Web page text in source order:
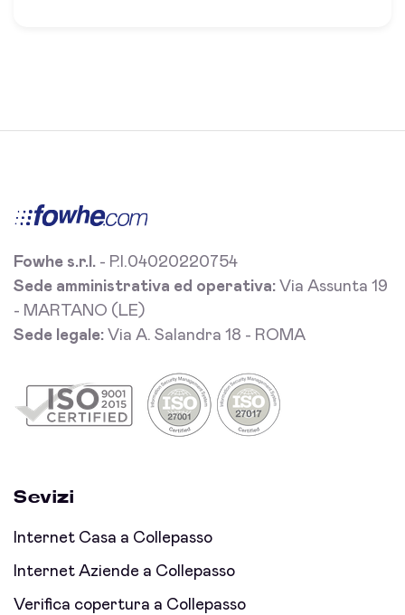
Fowhe s.r.l. - P.I.04020220754
Sede amministrativa ed operativa: Via Assunta 19
- MARTANO (LE)
Sede legale: Via A. Salandra 18 - ROMA
Sevizi
Internet Casa a Collepasso
Internet Aziende a Collepasso
Verifica copertura a Collepasso